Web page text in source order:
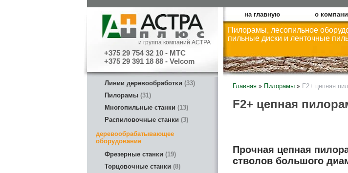
и группа компаний АСТРА
+375 29 754 32 10 - МТС
+375 29 391 18 88 - Velcom
на главную о
Пилорамы, лесопильное
пильные диски и ленточные
Линии деревообработки 33
Пилорамы 31
Многопильные станки
13
Распиловочные станки 3
деревообрабатывающее
оборудование
Фрезерные станки
19
Торцовочные станки 8
Главная » Пилорамы » F2+ цепная
F2+ цепная
Прочная цепная
стволов большого